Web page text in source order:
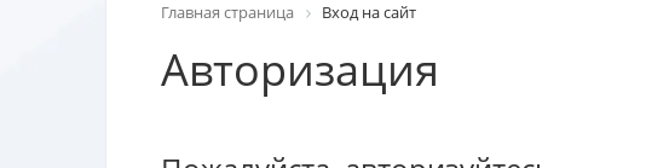
Главная страница Вход на сайт
Авторизация